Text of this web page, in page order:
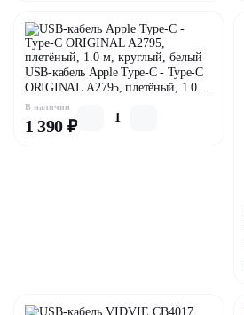
USB-кабель Apple Type-C - Type-C
ORIGINAL A2795, плетёный, 1.0 м,
круглый, белый
В наличии
1 390 ₽